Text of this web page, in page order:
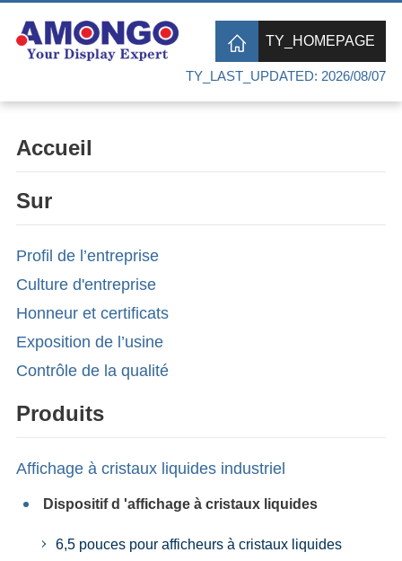
TY_HOMEPAGE
TY_LAST_UPDATED: 2026/08/07
Accueil
Sur
Profil de l’entreprise
Culture d'entreprise
Honneur et certificats
Exposition de l’usine
Contrôle de la qualité
Produits
Affichage à cristaux liquides industriel
Dispositif d 'affichage à cristaux liquides
6,5 pouces pour afficheurs à cristaux liquides